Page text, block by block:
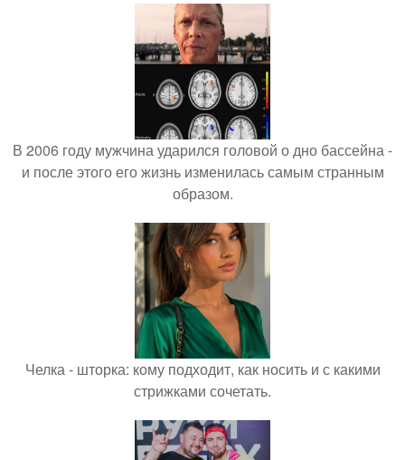
В 2006 году мужчина ударился головой о дно бассейна -
и после этого его жизнь изменилась самым странным
образом.
Челка - шторка: кому подходит, как носить и с какими
стрижками сочетать.